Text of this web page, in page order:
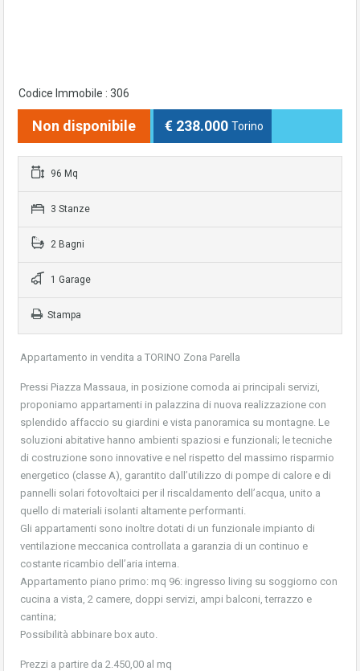
Codice Immobile : 306
Non disponibile € 238.000 Torino
96 Mq
3 Stanze
2 Bagni
1 Garage
Stampa
Appartamento in vendita a TORINO Zona Parella
Pressi Piazza Massaua, in posizione comoda ai principali servizi,
proponiamo appartamenti in palazzina di nuova realizzazione con
splendido affaccio su giardini e vista panoramica su montagne. Le
soluzioni abitative hanno ambienti spaziosi e funzionali; le tecniche
di costruzione sono innovative e nel rispetto del massimo risparmio
energetico (classe A), garantito dall’utilizzo di pompe di calore e di
pannelli solari fotovoltaici per il riscaldamento dell’acqua, unito a
quello di materiali isolanti altamente performanti.
Gli appartamenti sono inoltre dotati di un funzionale impianto di
ventilazione meccanica controllata a garanzia di un continuo e
costante ricambio dell’aria interna.
Appartamento piano primo: mq 96: ingresso living su soggiorno con
cucina a vista, 2 camere, doppi servizi, ampi balconi, terrazzo e
cantina;
Possibilità abbinare box auto.
Prezzi a partire da 2.450,00 al mq